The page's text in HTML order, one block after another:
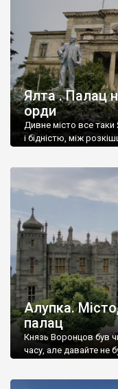
Ялта . Палац
орди
Дивне місто все таки
і бідністю, між
Алупка.
палац
Князь Воронцов був
часу, але давайте не